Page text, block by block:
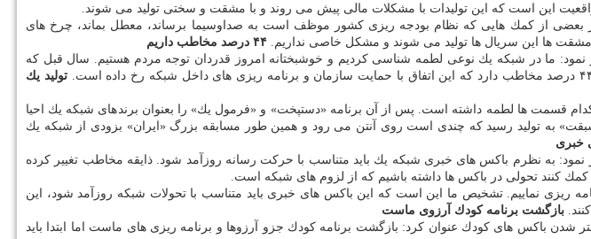
واقعیت این است كه این تولیدات با مشكلات مالی پیش می روند و با مشقت و سختی تولید می شوند.
بعضی از كمك هایی كه نظام بودجه ریزی كشور موظف است به صداوسیما برساند، معطل بماند، چرخ های
مشقت ها این سریال ها تولید می شوند و مشكل خاصی نداریم. ۴۴ درصد مخاطب داریم
ما در شبكه یك نوعی لطمه شناسی كردیم و خوشبختانه امروز قدردان توجه مردم هستیم. سال قبل كه
تولید یك
قسمت ها لطمه داشته است. پس از آن برنامه «دستپخت» و «فرمول یك» را بعنوان برندهای شبكه یك احیا
به تولید رسید كه چندی است روی آنتن می رود و همین طور مسابقه بزرگ «ایران» بزودی از شبكه یك
خبری
به نظرم باكس های خبری شبكه یك باید متناسب با حركت رسانه روزآمد شود. ذایقه مخاطب تغییر كرده
كنند تحولی در باكس ها داشته باشیم كه از لزوم های شبكه است.
ریزی نماییم. تشخیص ما این است كه این باكس های خبری باید متناسب با تحولات شبكه روزآمد شود، این
بازگشت برنامه كودك آرزوی ماست
شدن باكس های كودك عنوان كرد: بازگشت برنامه كودك جزو آرزوها و برنامه ریزی های ماست اما ابتدا باید